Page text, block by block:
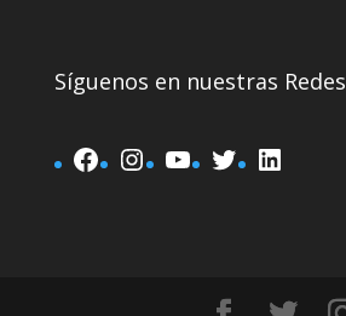
Síguenos en nuestras Redes